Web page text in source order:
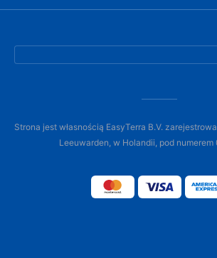
Strona jest własnością EasyTerra B.V.
Leeuwarden, w Holandii, pod